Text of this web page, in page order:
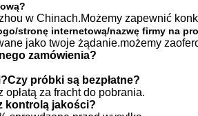
w Chinach.Możemy zapewnić
stronę internetową/nazwę firmy na
jako twoje żądanie.możemy
zamówienia?
próbki są bezpłatne?
za fracht do pobrania.
kontrolą jakości?